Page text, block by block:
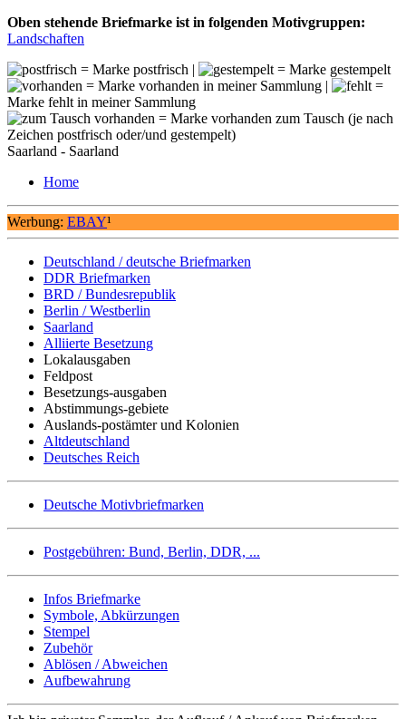
Oben stehende Briefmarke ist in folgenden Motivgruppen:
Landschaften
= Marke postfrisch |
= Marke gestempelt
= Marke vorhanden in meiner Sammlung |
=
Marke fehlt in meiner Sammlung
= Marke vorhanden zum Tausch (je nach
Zeichen postfrisch oder/und gestempelt)
Saarland - Saarland
Home
Werbung: EBAY¹
Deutschland / deutsche Briefmarken
DDR Briefmarken
BRD / Bundesrepublik
Berlin / Westberlin
Saarland
Alliierte Besetzung
Lokalausgaben
Feldpost
Besetzungs-ausgaben
Abstimmungs-gebiete
Auslands-postämter und Kolonien
Altdeutschland
Deutsches Reich
Deutsche Motivbriefmarken
Postgebühren: Bund, Berlin, DDR, ...
Infos Briefmarke
Symbole, Abkürzungen
Stempel
Zubehör
Ablösen / Abweichen
Aufbewahrung